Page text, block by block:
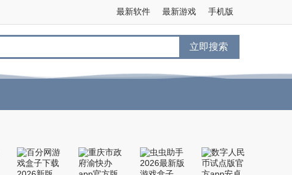
手机版
最新游戏
最新软件
立即搜索